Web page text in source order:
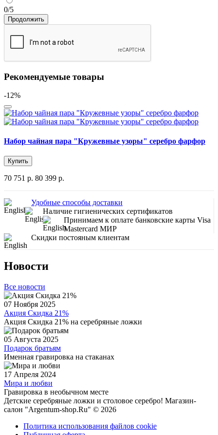
0/5
Продолжить
Рекомендуемые товары
-12%
Набор чайная пара "Кружевные узоры" серебро фарфор
Купить
70 751 р. 80 399 р.
Удобные способы доставки
Наличие гигиенических сертификатов
Принимаем к оплате банковские карты Visa
Mastercard МИР
Скидки постояным клиентам
Новости
Все новости
07 Ноября 2025
Акция Скидка 21%
Акция Скидка 21% на серебряные ложки
05 Августа 2025
Подарок братьям
Именная гравировка на стаканах
17 Апреля 2024
Мира и любви
Гравировка в необычном месте
Детские серебряные ложки и столовое серебро! Магазин-
салон "Argentum-shop.Ru" © 2026
Политика использования файлов cookie